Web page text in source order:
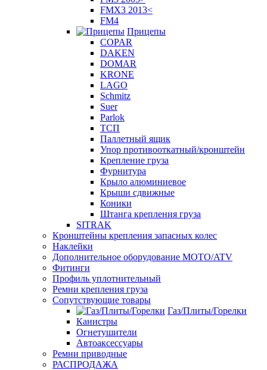
FMX3 2013<
FM4
Прицепы
COPAR
DAKEN
DOMAR
KRONE
LAGO
Schmitz
Suer
Parlok
ТСП
Паллетный ящик
Упор противооткатный/кронштейн
Крепление груза
Фурнитура
Крыло алюминиевое
Крыши сдвижные
Коники
Штанга крепления груза
SITRAK
Кронштейны крепления запасных колес
Наклейки
Дополнительное оборудование MOTO/ATV
Фитинги
Профиль уплотнительный
Ремни крепления груза
Сопутствующие товары
Газ/Плиты/Горелки
Канистры
Огнетушители
Автоаксессуары
Ремни приводные
РАСПРОДАЖА